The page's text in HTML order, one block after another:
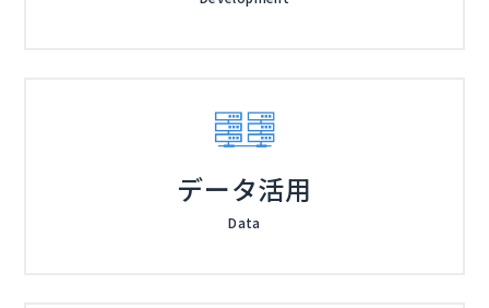
データ活用
Data